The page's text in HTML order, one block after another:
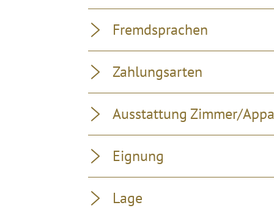
Fremdsprachen
Zahlungsarten
Ausstattung Zimmer/
Eignung
Lage